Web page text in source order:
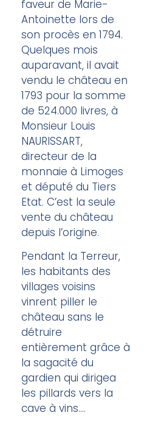
faveur de Marie-
Antoinette lors de
son procès en 1794.
Quelques mois
auparavant, il avait
vendu le château en
1793 pour la somme
de 524.000 livres, à
Monsieur Louis
NAURISSART,
directeur de la
monnaie à Limoges
et député du Tiers
Etat. C’est la seule
vente du château
depuis l’origine.
Pendant la Terreur,
les habitants des
villages voisins
vinrent piller le
château sans le
détruire
entièrement grâce à
la sagacité du
gardien qui dirigea
les pillards vers la
cave à vins….